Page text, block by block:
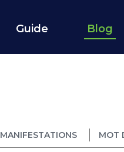
Guide Blog
MANIFESTATIONS MOT